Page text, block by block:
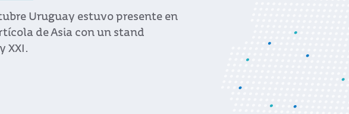
Uruguay estuvo presente en
de Asia con un stand
XXI.